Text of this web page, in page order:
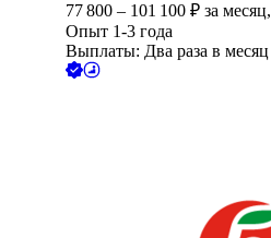
77 800 – 101 100 ₽ за месяц,
Опыт 1-3 года
Выплаты: Два раза в месяц